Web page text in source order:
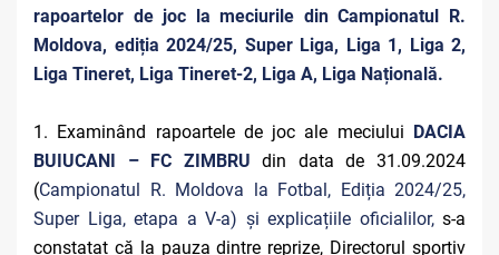
rapoartelor de joc la meciurile din Campionatul R.
Moldova, ediția 2024/25, Super Liga, Liga 1, Liga 2,
Liga Tineret, Liga Tineret-2, Liga A, Liga Națională.
1. Examinând rapoartele de joc ale meciului DACIA
BUIUCANI – FC ZIMBRU din data de 31.09.2024
(Campionatul R. Moldova la Fotbal, Ediția 2024/25,
Super Liga, etapa a V-a) și explicațiile oficialilor, s-a
constatat că la pauza dintre reprize, Directorul sportiv